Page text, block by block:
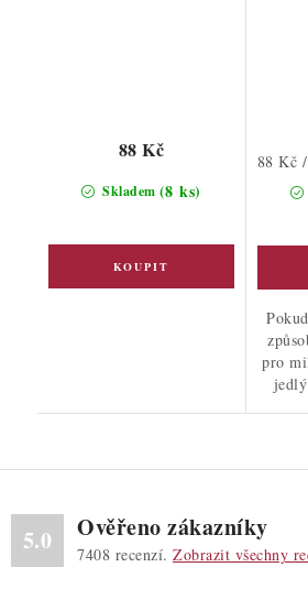
Skladem (8 ks)
88 Kč
Měrná
88 Kč
pro
5.0 Ověřeno zákazníky
7408 recenzí. Zobrazit všechny